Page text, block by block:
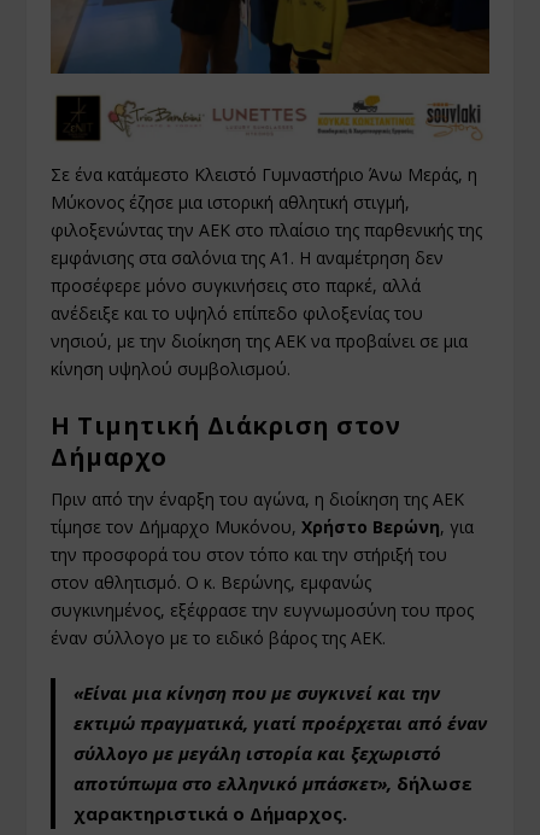
Σε ένα κατάμεστο Κλειστό Γυμναστήριο Άνω Μεράς, η
Μύκονος έζησε μια ιστορική αθλητική στιγμή,
φιλοξενώντας την ΑΕΚ στο πλαίσιο της παρθενικής της
εμφάνισης στα σαλόνια της Α1. Η αναμέτρηση δεν
προσέφερε μόνο συγκινήσεις στο παρκέ, αλλά
ανέδειξε και το υψηλό επίπεδο φιλοξενίας του
νησιού, με την διοίκηση της ΑΕΚ να προβαίνει σε μια
κίνηση υψηλού συμβολισμού.
Η Τιμητική Διάκριση στον
Δήμαρχο
Πριν από την έναρξη του αγώνα, η διοίκηση της ΑΕΚ
τίμησε τον Δήμαρχο Μυκόνου,Χρήστο Βερώνη, για
την προσφορά του στον τόπο και την στήριξή του
στον αθλητισμό. Ο κ. Βερώνης, εμφανώς
συγκινημένος, εξέφρασε την ευγνωμοσύνη του προς
έναν σύλλογο με το ειδικό βάρος της ΑΕΚ.
«Είναι μια κίνηση που με συγκινεί και την
εκτιμώ πραγματικά, γιατί προέρχεται από έναν
σύλλογο με μεγάλη ιστορία και ξεχωριστό
αποτύπωμα στο ελληνικό μπάσκετ», δήλωσε
χαρακτηριστικά ο Δήμαρχος.